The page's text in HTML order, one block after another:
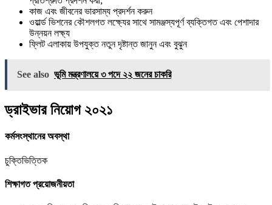
কাজ এবং জীবনের ভারসাম্য প্রদর্শন করুন
ওয়ার্ল্ড ভিশনের কৌশলগত লক্ষ্যের সাথে সামঞ্জস্যপূর্ণ ব্যক্তিগত এবং পেশাদার
উন্নয়ন লক্ষ্য
ফ্লিট এলাকায় উপযুক্ত নতুন দৃষ্টান্ত জানুন এবং বুঝুন
See also ভূমি মন্ত্রণালয়ে ৩ পদে ২২ জনের চাকরি
ড্রাইভার নিয়োগ ২০২১
কর্মসংস্থানের অবস্থা
চুক্তিভিত্তিক
শিক্ষাগত প্রয়োজনীয়তা